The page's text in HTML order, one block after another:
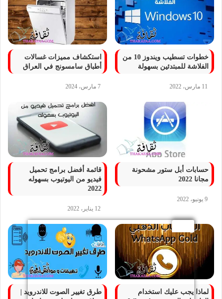
خطوات تسطيب ويندوز 10 من
الفلاشة للمبتدئين بسهولة
11 مارس، 2022
استكشاف مميزات غسالات
أطباق سامسونج في العراق
7 مارس، 2024
حسابات أبل ستور مشحونة
مجانا 2022
9 يونيو، 2022
قائمة أفضل برامج تحميل
فيديو من اليوتيوب بسهوله
2022
12 يناير، 2022
لماذا يجب عليك استخدام
طرق تغيير الصوت للاندرويد |